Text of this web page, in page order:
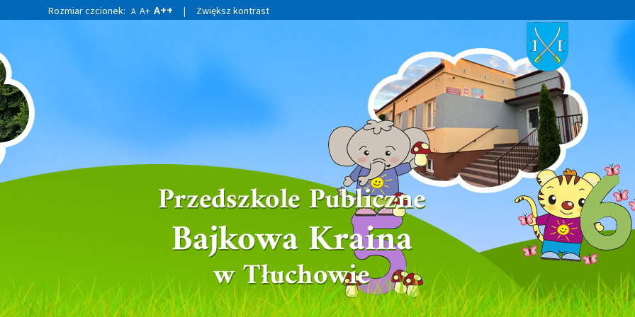
Rozmiar czcionek: A A+ A++ | Zwiększ kontrast